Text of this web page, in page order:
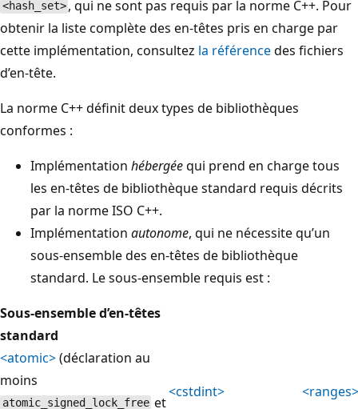
<hash_set> , qui ne sont pas requis par la norme C++. Pour
obtenir la liste complète des en-têtes pris en charge par
cette implémentation, consultez la référencedes fichiers
d’en-tête.
La norme C++ définit deux types de bibliothèques
conformes :
Implémentation hébergéequi prend en charge tous
les en-têtes de bibliothèque standard requis décrits
par la norme ISO C++.
Implémentation autonome, qui ne nécessite qu’un
sous-ensemble des en-têtes de bibliothèque
standard. Le sous-ensemble requis est :
Sous-ensemble d’en-têtes
standard
<atomic>(déclaration au
moins
atomic_signed_lock_free et
<cstdint> <ranges>